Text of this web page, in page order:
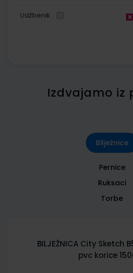
Udžbenik
Izdvajamo iz
Bilježnice
Pernice
Ruksaci
Torbe
BILJEŽNICA City Sketch
pvc korice